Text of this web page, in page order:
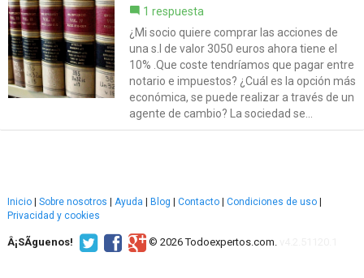
1 respuesta
¿Mi socio quiere comprar las acciones de
una s.l de valor 3050 euros ahora tiene el
10% .Que coste tendríamos que pagar entre
notario e impuestos? ¿Cuál es la opción más
económica, se puede realizar a través de un
agente de cambio? La sociedad se...
Inicio | Sobre nosotros | Ayuda | Blog | Contacto | Condiciones de uso |
Privacidad y cookies
Â¡SÃ­guenos! © 2026 Todoexpertos.com.